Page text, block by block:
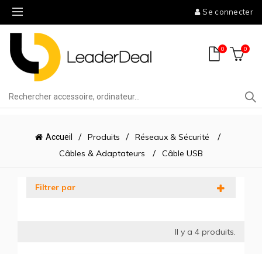
Se connecter
0 0
Accueil Produits
Réseaux & Sécurité
Câbles & Adaptateurs
Câble USB
Filtrer par
Il y a 4 produits.